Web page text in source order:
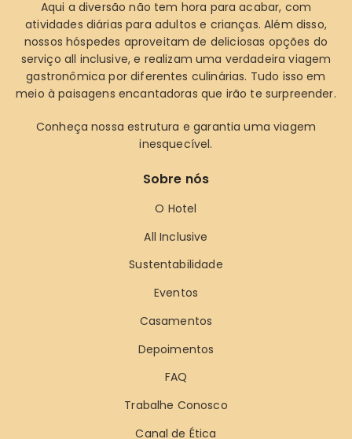
Aqui a diversão não tem hora para acabar, com
atividades diárias para adultos e crianças. Além disso,
nossos hóspedes aproveitam de deliciosas opções do
serviço all inclusive, e realizam uma verdadeira viagem
gastronômica por diferentes culinárias. Tudo isso em
meio à paisagens encantadoras que irão te surpreender.
Conheça nossa estrutura e garantia uma viagem
inesquecível.
Sobre nós
O Hotel
All Inclusive
Sustentabilidade
Eventos
Casamentos
Depoimentos
FAQ
Trabalhe Conosco
Canal de Ética